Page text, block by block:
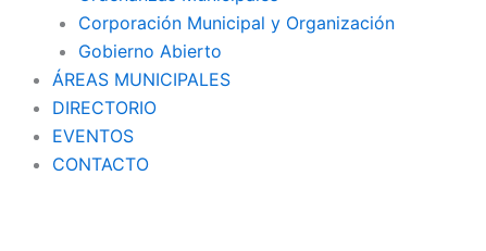
Corporación Municipal y Organización
Gobierno Abierto
ÁREAS MUNICIPALES
DIRECTORIO
EVENTOS
CONTACTO